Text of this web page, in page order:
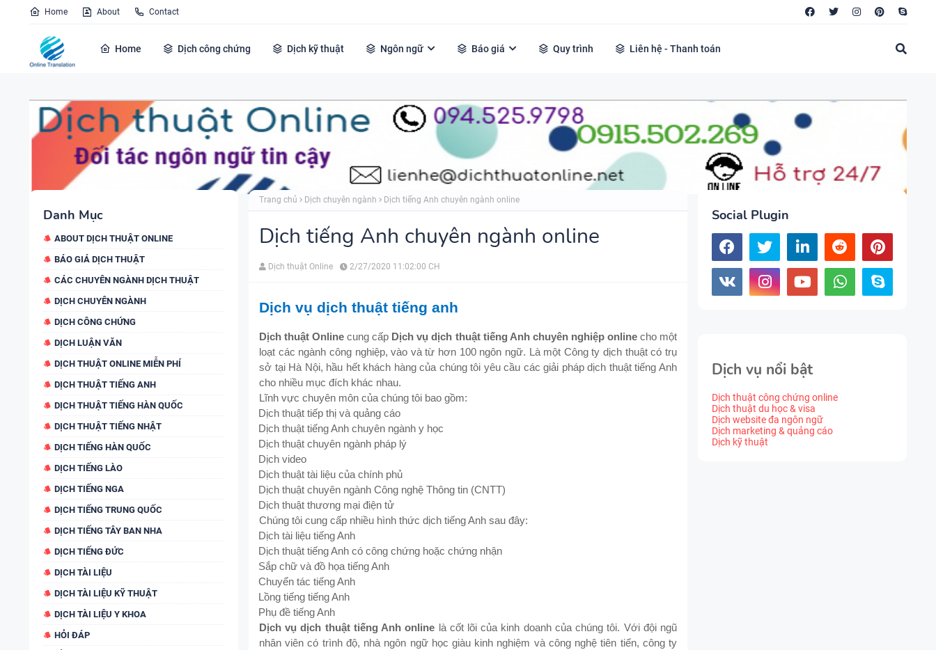
Home About Contact
Home Dịch công chứng Dịch kỹ thuật Ngôn ngữ Báo giá Quy trình Liên hệ - Thanh toán
Danh Mục
ABOUT DỊCH THUẬT ONLINE
BÁO GIÁ DỊCH THUẬT
CÁC CHUYÊN NGÀNH DỊCH THUẬT
DỊCH CHUYÊN NGÀNH
DỊCH CÔNG CHỨNG
DỊCH LUẬN VĂN
DỊCH THUẬT ONLINE MIỄN PHÍ
DỊCH THUẬT TIẾNG ANH
DỊCH THUẬT TIẾNG HÀN QUỐC
DỊCH THUẬT TIẾNG NHẬT
DỊCH TIẾNG HÀN QUỐC
DỊCH TIẾNG LÀO
DỊCH TIẾNG NGA
DỊCH TIẾNG TRUNG QUỐC
DỊCH TIẾNG TÂY BAN NHA
DỊCH TIẾNG ĐỨC
DỊCH TÀI LIỆU
DỊCH TÀI LIỆU KỸ THUẬT
DỊCH TÀI LIỆU Y KHOA
HỎI ĐÁP
Trang chủ Dịch chuyên ngành Dịch tiếng Anh chuyên ngành online
Dịch tiếng Anh chuyên ngành online
Dịch thuật Online 2/27/2020 11:02:00 CH
Dịch vụ dịch thuật tiếng anh
Dịch thuật Onlinecung cấp Dịch vụ dịch thuật tiếng Anh chuyên nghiệp online cho một
loạt các ngành công nghiệp, vào và từ hơn 100 ngôn ngữ. Là một Công ty dịch thuật có trụ
sở tại Hà Nội, hầu hết khách hàng của chúng tôi yêu cầu các giải pháp dịch thuật tiếng Anh
cho nhiều mục đích khác nhau.
Lĩnh vực chuyên môn của chúng tôi bao gồm:
Dịch thuật tiếp thị và quảng cáo
Dịch thuật tiếng Anh chuyên ngành y học
Dịch thuật chuyên ngành pháp lý
Dịch video
Dịch thuật tài liệu của chính phủ
Dịch thuật chuyên ngành Công nghệ Thông tin (CNTT)
Dịch thuật thương mại điện tử
Chúng tôi cung cấp nhiều hình thức dịch tiếng Anh sau đây:
Dịch tài liệu tiếng Anh
Dịch thuật tiếng Anh có công chứng hoặc chứng nhận
Sắp chữ và đồ họa tiếng Anh
Chuyển tác tiếng Anh
Lồng tiếng tiếng Anh
Phụ đề tiếng Anh
Dịch vụ dịch thuật tiếng Anh online là cốt lõi của kinh doanh của chúng tôi. Với đội ngũ
nhân viên có trình độ, nhà ngôn ngữ học giàu kinh nghiệm và công nghệ tiên tiến, công ty
Social Plugin
Dịch vụ nổi bật
Dịch thuật công chứng online
Dịch thuật du học & visa
Dịch website đa ngôn ngữ
Dịch marketing & quảng cáo
Dịch kỹ thuật